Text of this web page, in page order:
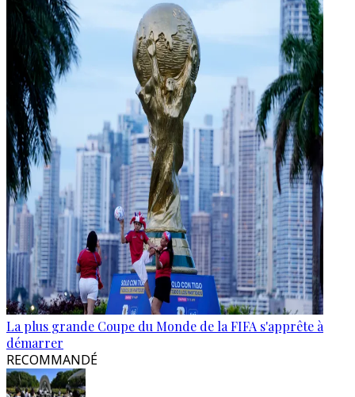
La plus grande Coupe du Monde de la FIFA s'apprête à
démarrer
RECOMMANDÉ